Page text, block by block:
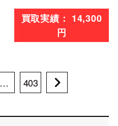
14,300
円
… 403